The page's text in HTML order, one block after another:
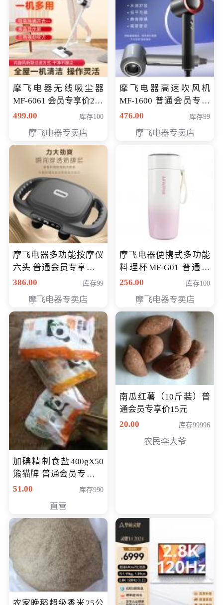
摩飞电器无线吸尘器
MF-6061 会员专享价299
元
499.00 库存100
摩飞电器专卖店
摩飞电器高速吹风机
MF-1600 普通会员专享
价298元
476.00 库存99
摩飞电器专卖店
摩飞电器多功能按摩仪
六头 普通会员专享价格
199元
386.00 库存99
摩飞电器专卖店
摩飞电器便携式多功能
料理杯MF-G01 普通会
员专享价格118元
256.00 库存100
摩飞电器专卖店
加碘精制食盐400gX50
熊猫牌 普通会员专享价
格50元
51.00 库存990
直营
南瓜红薯（10斤装）普
通会员专享价15元
20.00
库存99996
农民李大爷